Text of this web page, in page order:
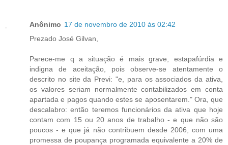
Anônimo 17 de novembro de 2010 às 02:42
Prezado José Gilvan,
Parece-me q a situação é mais grave, estapafúrdia e
indigna de aceitação, pois observe-se atentamente o
descrito no site da Previ: "e, para os associados da ativa,
os valores seriam normalmente contabilizados em conta
apartada e pagos quando estes se aposentarem." Ora, que
descalabro: então teremos funcionários da ativa que hoje
contam com 15 ou 20 anos de trabalho - e que não são
poucos - e que já não contribuem desde 2006, com uma
promessa de poupança programada equivalente a 20% de